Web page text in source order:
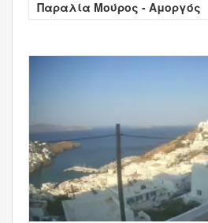
Παραλία Μούρος - Αμοργός